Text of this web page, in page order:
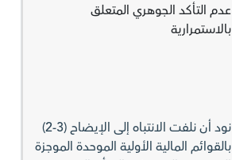
عدم التأكد الجوهري المتعلق
بالاستمرارية
نود أن نلفت الانتباه إلى الإيضاح (3-2)
بالقوائم المالية الأولية الموحدة الموجزة